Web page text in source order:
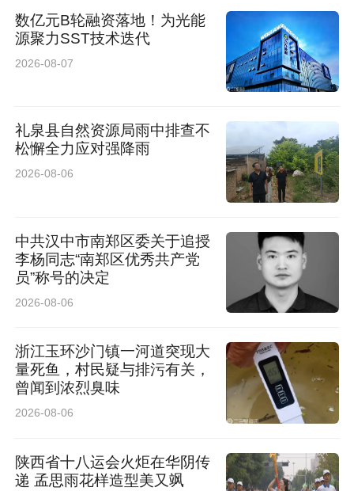
数亿元B轮融资落地！为光能
源聚力SST技术迭代
2026-08-07
礼泉县自然资源局雨中排查不
松懈全力应对强降雨
2026-08-06
中共汉中市南郑区委关于追授
李杨同志“南郑区优秀共产党
员”称号的决定
2026-08-06
浙江玉环沙门镇一河道突现大
量死鱼，村民疑与排污有关，
曾闻到浓烈臭味
2026-08-06
陕西省十八运会火炬在华阴传
递 孟思雨花样造型美又飒